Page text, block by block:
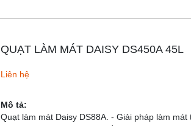
QUẠT LÀM MÁT DAISY DS450A 45L
Liên hệ
Mô tả:
Quạt làm mát Daisy DS88A. - Giải pháp làm mát